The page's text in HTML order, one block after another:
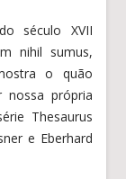
século XVII
nihil sumus,
o quão
nossa própria
Thesaurus
e Eberhard